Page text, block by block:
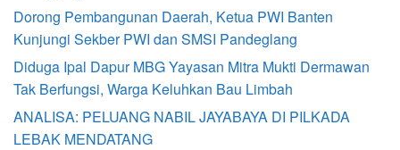
Dorong Pembangunan Daerah, Ketua PWI Banten
Kunjungi Sekber PWI dan SMSI Pandeglang
Diduga Ipal Dapur MBG Yayasan Mitra Mukti Dermawan
Tak Berfungsi, Warga Keluhkan Bau Limbah
ANALISA: PELUANG NABIL JAYABAYA DI PILKADA
LEBAK MENDATANG